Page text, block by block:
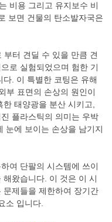
비용 그리고 유지보수 비
보면 건물의 탄소발자국은
부터 견딜 수 있을 만큼 견
로 실험되었으며 험한 기
. 이 특별한 코팅은 유해
부 표면의 손상의 원인이
태양광을 분산 시키고,
플라스틱의 의미는 우박
눈에 보이는 손상을 남기지
여 단팔의 시스템에 쓰이
왔습니다. 이 것은 이 시
문제들을 제한하여 장기간
소 입니다.